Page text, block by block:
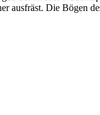
ausfräst. Die Bögen